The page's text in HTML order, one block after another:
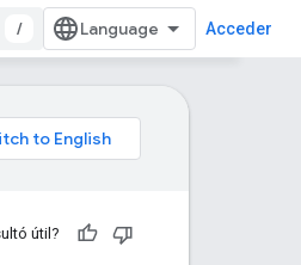
/ Acceder
útil?